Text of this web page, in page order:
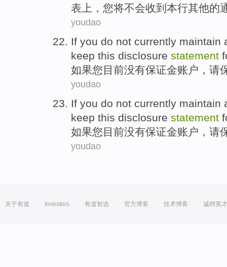
表 上，您将不会收到本行其他的
youdao
If you do not currently maintain
keep this disclosure statement
如果您目前没有保证金账户 ， 请
youdao
If you do not currently maintain
keep this disclosure statement
如果您目前没有保证金账户 ， 请
youdao
关于有道 Investors 有道智选 官方博客 技术博客 诚聘英才